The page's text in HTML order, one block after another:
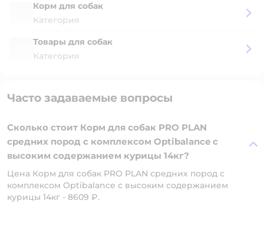
Корм для собак
Категория
Товары для собак
Категория
Часто задаваемые вопросы
Сколько стоит Корм для собак PRO PLAN
средних пород с комплексом Optibalance с
высоким содержанием курицы 14кг?
Цена Корм для собак PRO PLAN средних пород с
комплексом Optibalance с высоким содержанием
курицы 14кг - 8609 ₽.